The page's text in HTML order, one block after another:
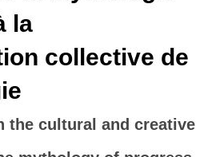
la
collective de
the cultural and creative